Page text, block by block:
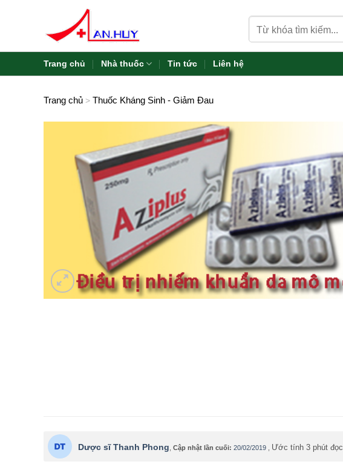
kiếm:
Trang chủ Nhà thuốc Tin tức Liên hệ
Trang chủ > Thuốc Kháng Sinh - Giảm Đau
Dược sĩ Thanh Phong Cập nhật lần cuối: 20/02/2019 Ước tính 3 phút đọc